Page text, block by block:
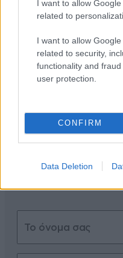
I want to allow
related to
I want to allow
related to security,
functionality and
user protection.
CONFIRM
Data Deletion
ΣΧΌΛΙΑ